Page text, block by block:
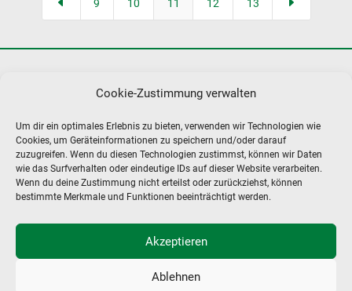
Cookie-Zustimmung verwalten
Um dir ein optimales Erlebnis zu bieten, verwenden wir Technologien wie
Cookies, um Geräteinformationen zu speichern und/oder darauf
zuzugreifen. Wenn du diesen Technologien zustimmst, können wir Daten
wie das Surfverhalten oder eindeutige IDs auf dieser Website verarbeiten.
Wenn du deine Zustimmung nicht erteilst oder zurückziehst, können
bestimmte Merkmale und Funktionen beeinträchtigt werden.
Akzeptieren
Ablehnen
9 10 11 12 13
MCC – MENSSING
CHEMIEHANDEL & CONSULTANTS GMBH
22301 HAMBURG / GERMANY
+49 40 - 27 85 99 0
+49 40 - 27 90 01 9